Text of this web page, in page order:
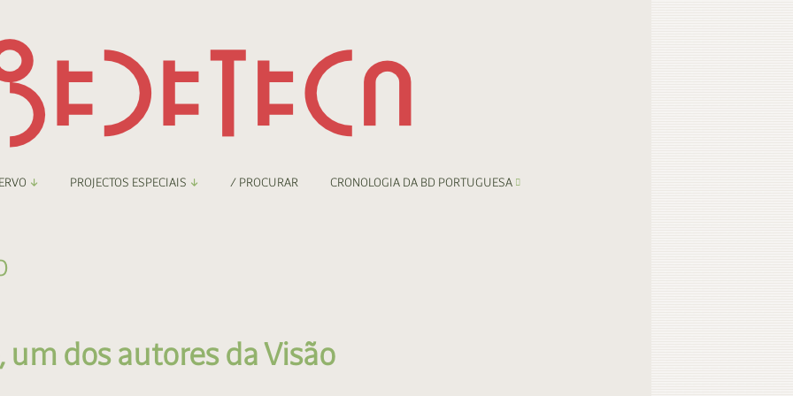
Comicarte
Digital
PROJECTOS ESPECIAIS / PROCURAR CRONOLOGIA DA BD PORTUGUESA
um dos autores da Visão